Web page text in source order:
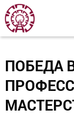
ПОБЕДА